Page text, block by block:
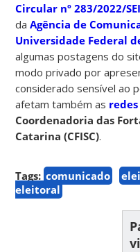
Circular nº 283/2022/
daAgência de
Universidade Federal
algumas postagens do
modo privado por
considerado sensível ao
afetam também as
Coordenadoria das
Catarina (CFISC).
Tags: comunicado
eleitoral